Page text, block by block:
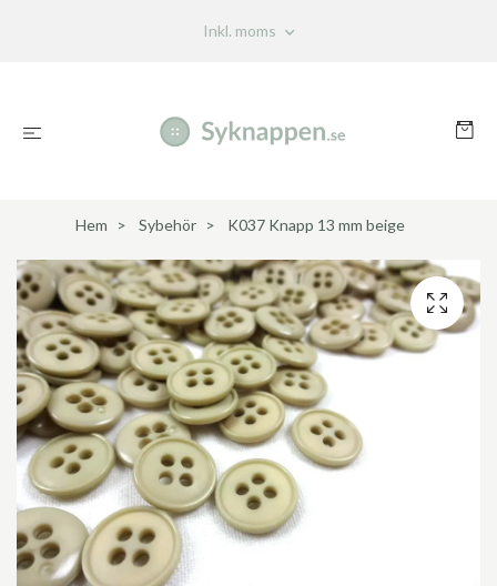
Inkl. moms
Hem Sybehör K037 Knapp 13 mm beige